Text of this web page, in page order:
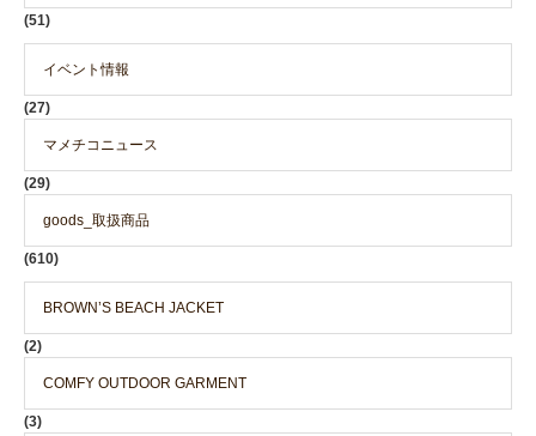
(51)
イベント情報
(27)
マメチコニュース
(29)
goods_取扱商品
(610)
BROWN’S BEACH JACKET
(2)
COMFY OUTDOOR GARMENT
(3)